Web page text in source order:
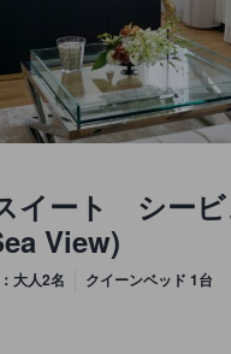
イート シー
View)
大人2名 クイーンベッド 1台